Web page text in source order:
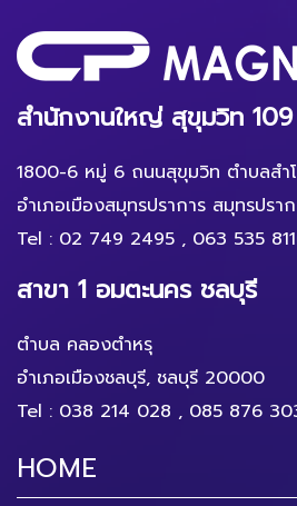
สำนักงานใหญ่ สุขุมวิท 109
1800-6 หมู่ 6 ถนนสุขุมวิท ตำบลสำโ
อำเภอเมืองสมุทรปราการ สมุทรปรา
Tel : 02 749 2495 , 063 535
สาขา 1 อมตะนคร ชลบุรี
ตำบล คลองตำหรุ
อำเภอเมืองชลบุรี, ชลบุรี 20000
Tel : 038 214 028 , 085 876
HOME